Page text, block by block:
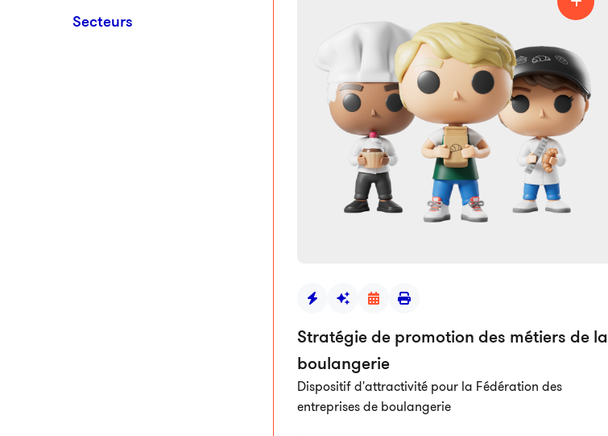
Secteurs
Stratégie de promotion des métiers de la
boulangerie
Dispositif d'attractivité pour la Fédération des
entreprises de boulangerie